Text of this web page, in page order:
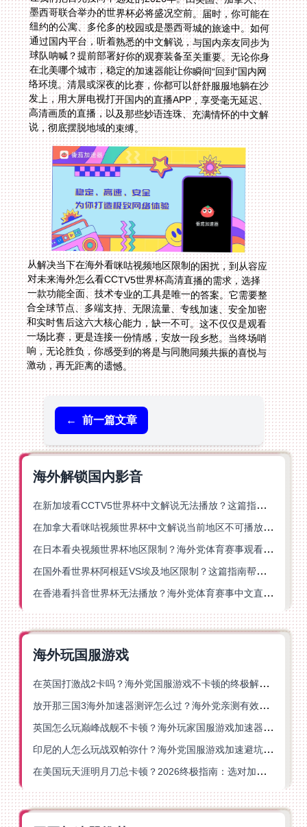
说，彻底摆脱地域的束缚。
从解决当下在海外看咪咕视频地区限制的困扰，到从容应
对未来海外怎么看CCTV5世界杯高清直播的需求，选择
一款功能全面、技术专业的工具是唯一的答案。它需要整
合全球节点、多端支持、无限流量、专线加速、安全加密
和实时售后这六大核心能力，缺一不可。这不仅仅是观看
一场比赛，更是连接一份情感，安放一段乡愁。当终场哨
响，无论胜负，你感受到的将是与同胞同频共振的喜悦与
激动，再无距离的遗憾。
← 前一篇文章
海外解锁国内影音
在新加坡看CCTV5世界杯中文解说无法播放？这篇指南帮你解锁海外体育直播自由
在加拿大看咪咕视频世界杯中文解说当前地区不可播放？这篇指南帮你一键解决
在日本看央视频世界杯地区限制？海外党体育赛事观看终极指南
在国外看世界杯阿根廷VS埃及地区限制？这篇指南帮你搞定中文直播+解说
在香港看抖音世界杯无法播放？海外党体育赛事中文直播终极指南
海外玩国服游戏
在英国打激战2卡吗？海外党国服游戏不卡顿的终极解决方案
放开那三国3海外加速器测评怎么过？海外党亲测有效的国服游戏加速指南
英国怎么玩巅峰战舰不卡顿？海外玩家国服游戏加速器终极指南
印尼的人怎么玩战双帕弥什？海外党国服游戏加速避坑指南
在美国玩天涯明月刀总卡顿？2026终极指南：选对加速器让你丝滑连招